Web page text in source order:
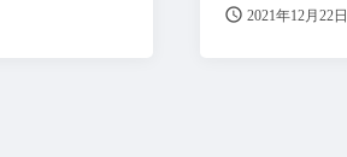
2021年12月22日